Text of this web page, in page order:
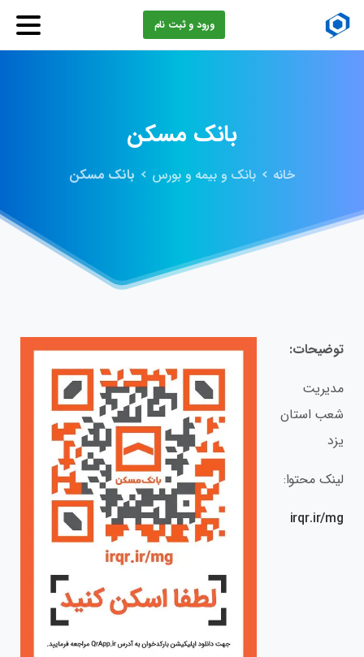
ورود و ثبت نام
بانک مسکن
خانه بانک و بیمه و بورس بانک مسکن
توضیحات:
مدیریت
شعب استان
یزد
لینک محتوا:
irqr.ir/mg